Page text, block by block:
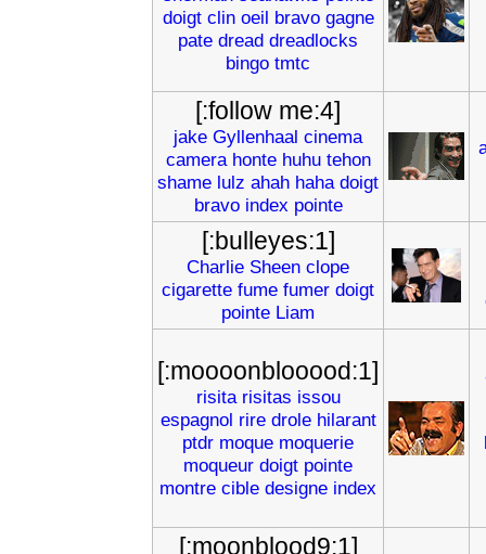
doigt clin oeil bravo gagne
pate dread dreadlocks
bingo tmtc
[:follow me:4]
jake Gyllenhaal cinema
camera honte huhu tehon
shame lulz ahah haha doigt
bravo index pointe
[:bulleyes:1]
Charlie Sheen clope
cigarette fume fumer doigt
pointe Liam
[:moooonblooood:1]
risita risitas issou
espagnol rire drole hilarant
ptdr moque moquerie
moqueur doigt pointe
montre cible designe index
[:moonblood9:1]